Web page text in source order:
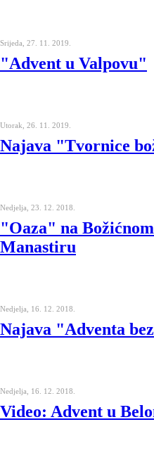
Srijeda, 27. 11. 2019.
"Advent u Valpovu"
Utorak, 26. 11. 2019.
Najava "Tvornice
Nedjelja, 23. 12. 2018.
"Oaza" na
Manastiru
Nedjelja, 16. 12. 2018.
Najava "Adventa
Nedjelja, 16. 12. 2018.
Video: Advent u